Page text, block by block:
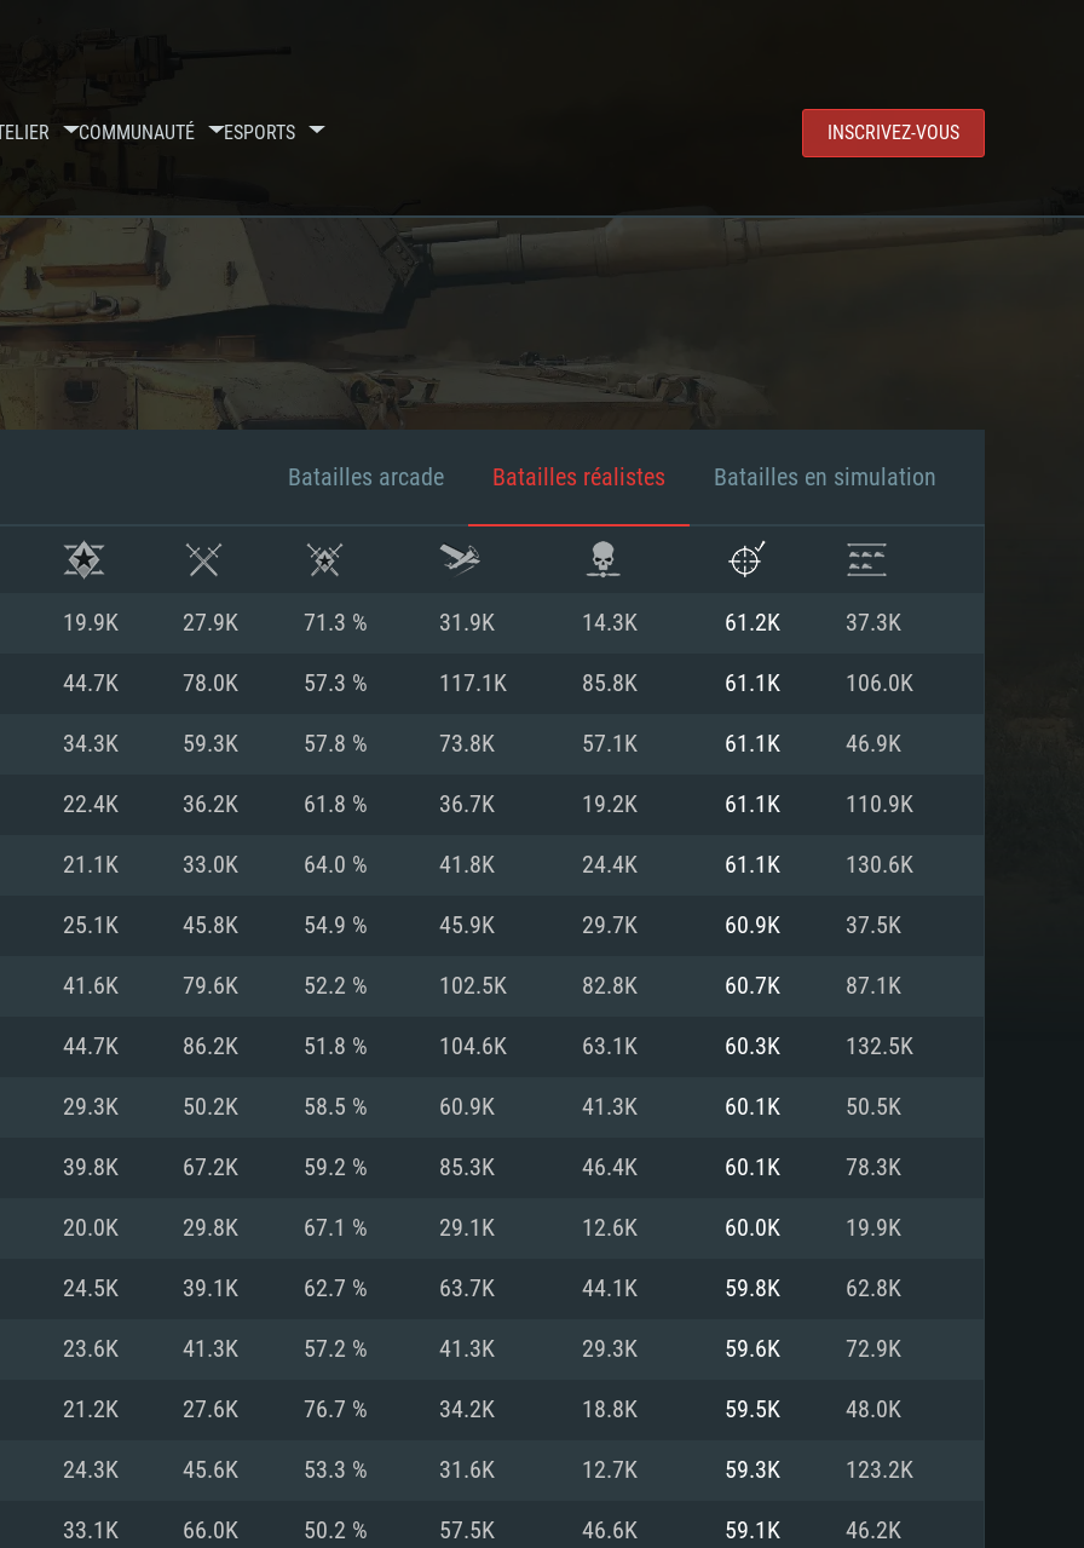
COMMUNAUTÉ ESPORTS INSCRIVEZ-VOUS
SYSTÈME REQUISE
11: AMD
660. La
le jeu est de
Recommandée
Carte graphique supportant DirectX 11 ou plus et
drivers: Nvidia GeForce 1060 et plus, Radeon RX
570 et plus.
supportés)
(Mac), ou
minimale
Recommandée
ne sont pas supportés)
Mémoire: 8 GB
Carte graphique: Radeon Vega II ou plus avec
support de Metal
les derniers
pour AMD
Recommandée
Carte graphique: NVIDIA 1060 avec les derniers
drivers (moins de 6 mois) / de même pour AMD
(Radeon RX 570) avec les derniers drivers de
Batailles arcade Batailles réalistes Batailles en simulation
19.9K 27.9K 71.3 % 31.9K 14.3K 61.2K 37.3K
44.7K 78.0K 57.3 % 117.1K 85.8K 61.1K 106.0K
34.3K 59.3K 57.8 % 73.8K 57.1K 61.1K 46.9K
22.4K 36.2K 61.8 % 36.7K 19.2K 61.1K 110.9K
21.1K 33.0K 64.0 % 41.8K 24.4K 61.1K 130.6K
25.1K 45.8K 54.9 % 45.9K 29.7K 60.9K 37.5K
41.6K 79.6K 52.2 % 102.5K 82.8K 60.7K 87.1K
44.7K 86.2K 51.8 % 104.6K 63.1K 60.3K 132.5K
29.3K 50.2K 58.5 % 60.9K 41.3K 60.1K 50.5K
39.8K 67.2K 59.2 % 85.3K 46.4K 60.1K 78.3K
20.0K 29.8K 67.1 % 29.1K 12.6K 60.0K 19.9K
24.5K 39.1K 62.7 % 63.7K 44.1K 59.8K 62.8K
23.6K 41.3K 57.2 % 41.3K 29.3K 59.6K 72.9K
21.2K 27.6K 76.7 % 34.2K 18.8K 59.5K 48.0K
24.3K 45.6K 53.3 % 31.6K 12.7K 59.3K 123.2K
33.1K 66.0K 50.2 % 57.5K 46.6K 59.1K 46.2K